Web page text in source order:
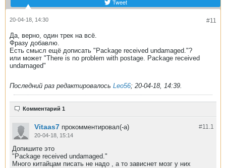
Tweet
#11
20-04-18, 14:30
Да, верно, один трек на всё.
Фразу добавлю.
Есть смысл ещё дописать "Package received undamaged."?
или может "There is no problem with postage. Package received
undamaged"
Последний раз редактировалось Leo56; 20-04-18, 14:39
Комментарий 1
#11. 1
Vitaas7 прокомментировал(-а)
20-04-18, 15:14
Допишите это
"Package received undamaged."
Много китайцам писать не надо , а то зависнет мозг у них